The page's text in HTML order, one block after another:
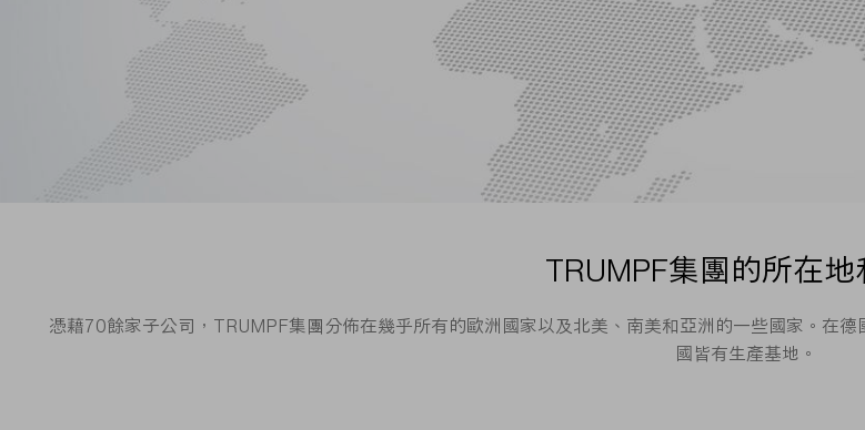
TRUMPF集團的所在地
憑藉70餘家子公司，TRUMPF集團分佈在幾乎所有的歐洲國家以及北美、南美和亞洲的一些國家。在
國皆有生產基地。